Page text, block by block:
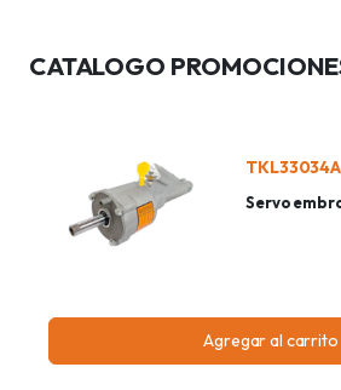
CATALOGO
TKL33034A
Servo
Agregar al carrito